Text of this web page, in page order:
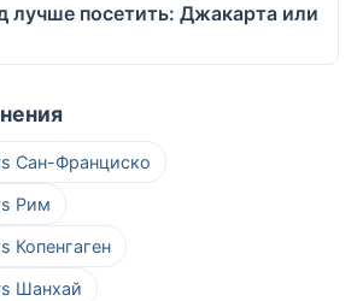
лучше посетить: Джакарта или
Сан-Франциско
Рим
Шанхай